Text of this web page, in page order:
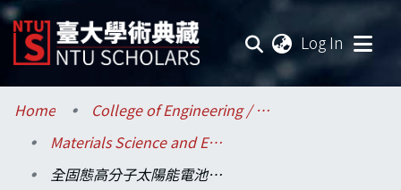
Log In
Communities & Collections
Research Outputs
Home
College of Engineering / 工學院
Materials Science and Engineering / 材料科學與工程學系
全固態高分子太陽能電池之研製 （新制多年期第1年）